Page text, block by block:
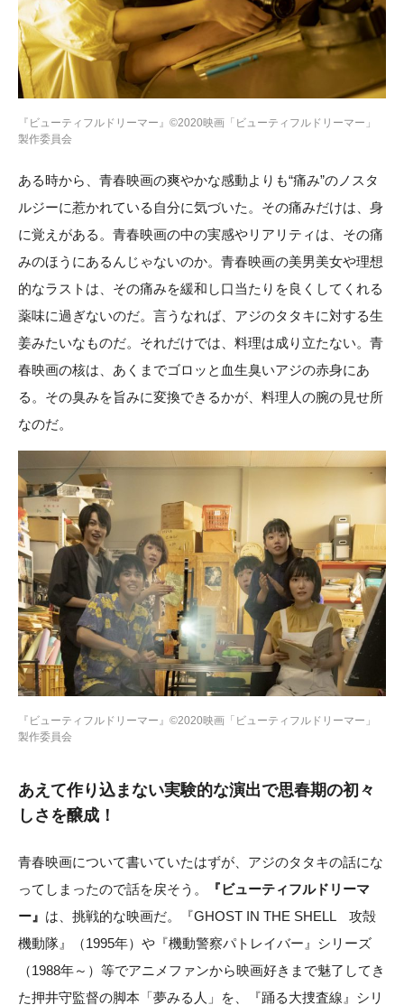
『ビューティフルドリーマー』©2020映画「ビューティフルドリーマー」
製作委員会
ある時から、青春映画の爽やかな感動よりも“痛み”のノスタ
ルジーに惹かれている自分に気づいた。その痛みだけは、身
に覚えがある。青春映画の中の実感やリアリティは、その痛
みのほうにあるんじゃないのか。青春映画の美男美女や理想
的なラストは、その痛みを緩和し口当たりを良くしてくれる
薬味に過ぎないのだ。言うなれば、アジのタタキに対する生
姜みたいなものだ。それだけでは、料理は成り立たない。青
春映画の核は、あくまでゴロッと血生臭いアジの赤身にあ
る。その臭みを旨みに変換できるかが、料理人の腕の見せ所
なのだ。
『ビューティフルドリーマー』©2020映画「ビューティフルドリーマー」
製作委員会
あえて作り込まない実験的な演出で思春期の初々
しさを醸成！
青春映画について書いていたはずが、アジのタタキの話にな
ってしまったので話を戻そう。
『ビューティフルドリーマ
ー』 は、挑戦的な映画だ。『GHOST IN THE SHELL 攻殻
機動隊』（1995年）や『機動警察パトレイバー』シリーズ
（1988年～）等でアニメファンから映画好きまで魅了してき
た押井守監督の脚本「夢みる人」を、『踊る大捜査線』シリ